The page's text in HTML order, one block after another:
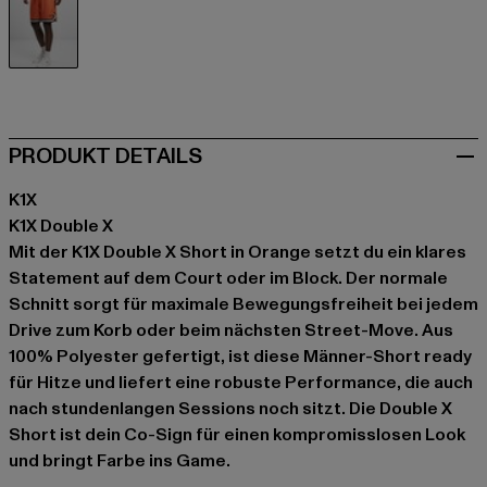
PRODUKT DETAILS
K1X
K1X Double X
Mit der K1X Double X Short in Orange setzt du ein klares
Statement auf dem Court oder im Block. Der normale
Schnitt sorgt für maximale Bewegungsfreiheit bei jedem
Drive zum Korb oder beim nächsten Street-Move. Aus
100% Polyester gefertigt, ist diese Männer-Short ready
für Hitze und liefert eine robuste Performance, die auch
nach stundenlangen Sessions noch sitzt. Die Double X
Short ist dein Co-Sign für einen kompromisslosen Look
und bringt Farbe ins Game.